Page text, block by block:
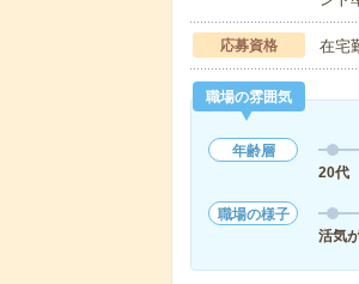
応募資格 在宅
職場の雰囲気
年齢層
20代
職場の様子
活気